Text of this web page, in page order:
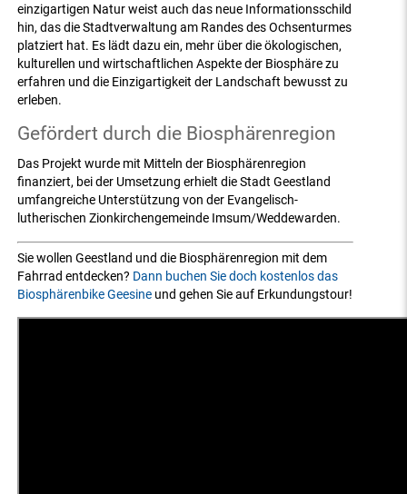
einzigartigen Natur weist auch das neue Informationsschild
hin, das die Stadtverwaltung am Randes des Ochsenturmes
platziert hat. Es lädt dazu ein, mehr über die ökologischen,
kulturellen und wirtschaftlichen Aspekte der Biosphäre zu
erfahren und die Einzigartigkeit der Landschaft bewusst zu
erleben.
Gefördert durch die Biosphärenregion
Das Projekt wurde mit Mitteln der Biosphärenregion
finanziert, bei der Umsetzung erhielt die Stadt Geestland
umfangreiche Unterstützung von der Evangelisch-
lutherischen Zionkirchengemeinde Imsum/Weddewarden.
Sie wollen Geestland und die Biosphärenregion mit dem
Fahrrad entdecken? Dann buchen Sie doch kostenlos das
Biosphärenbike Geesine und gehen Sie auf Erkundungstour!